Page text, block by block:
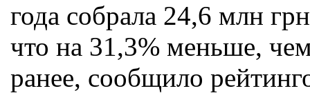
года собрала 24,6 млн
что на 31,3% меньше,
ранее, сообщило